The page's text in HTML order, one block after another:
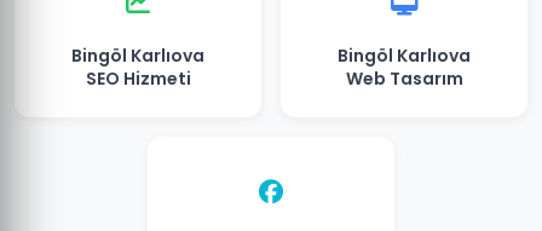
Bingöl Karlıova
SEO Hizmeti
Bingöl Karlıova
Web Tasarım